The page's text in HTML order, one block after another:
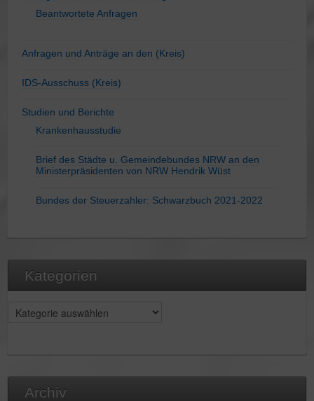
Beantwortete Anfragen
Anfragen und Anträge an den (Kreis)
IDS-Ausschuss (Kreis)
Studien und Berichte
Krankenhausstudie
Brief des Städte u. Gemeindebundes NRW an den
Ministerpräsidenten von NRW Hendrik Wüst
Bundes der Steuerzahler: Schwarzbuch 2021-2022
Kategorien
Kategorien
Archiv